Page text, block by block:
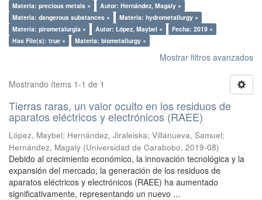
Materia: precious metals ×
Autor: Hernández, Magaly ×
Materia: dangerous substances ×
Materia: hydrometallurgy ×
Materia: pirometalurgia ×
Autor: López, Maybel ×
Fecha: 2019 ×
Has File(s): true ×
Materia: biometallurgy ×
Mostrar filtros avanzados
Mostrando ítems 1-1 de 1
Tierras raras, un valor oculto en los residuos de
aparatos eléctricos y electrónicos (RAEE)
López, Maybel; Hernández, Jiraleiska; Villanueva, Samuel;
Hernández, Magaly (Universidad de Carabobo, 2019-08)
Debido al crecimiento económico, la innovación tecnológica y la
expansión del mercado, la generación de los residuos de
aparatos eléctricos y electrónicos (RAEE) ha aumentado
significativamente, representando un nuevo ...